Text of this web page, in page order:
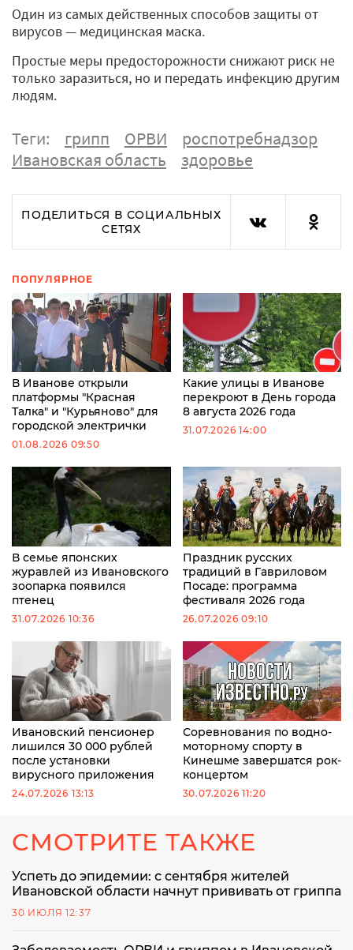
Один из самых действенных способов защиты от
вирусов — медицинская маска.
Простые меры предосторожности снижают риск не
только заразиться, но и передать инфекцию другим
людям.
Теги: грипп ОРВИ
роспотребнадзор
Ивановская область
здоровье
ПОДЕЛИТЬСЯ В СОЦИАЛЬНЫХ
СЕТЯХ
ПОПУЛЯРНОЕ
В Иванове открыли
платформы "Красная
Талка" и "Курьяново" для
городской электрички
01.08.2026 09:50
Какие улицы в Иванове
перекроют в День города
8 августа 2026 года
31.07.2026 14:00
В семье японских
журавлей из Ивановского
зоопарка появился
птенец
31.07.2026 10:36
Праздник русских
традиций в Гавриловом
Посаде: программа
фестиваля 2026 года
26.07.2026 09:10
Ивановский пенсионер
лишился 30 000 рублей
после установки
вирусного приложения
24.07.2026 13:13
Соревнования по водно-
моторному спорту в
Кинешме завершатся рок-
концертом
30.07.2026 11:20
СМОТРИТЕ ТАКЖЕ
Успеть до эпидемии: с сентября жителей
Ивановской области начнут прививать от гриппа
30 ИЮЛЯ 12:37